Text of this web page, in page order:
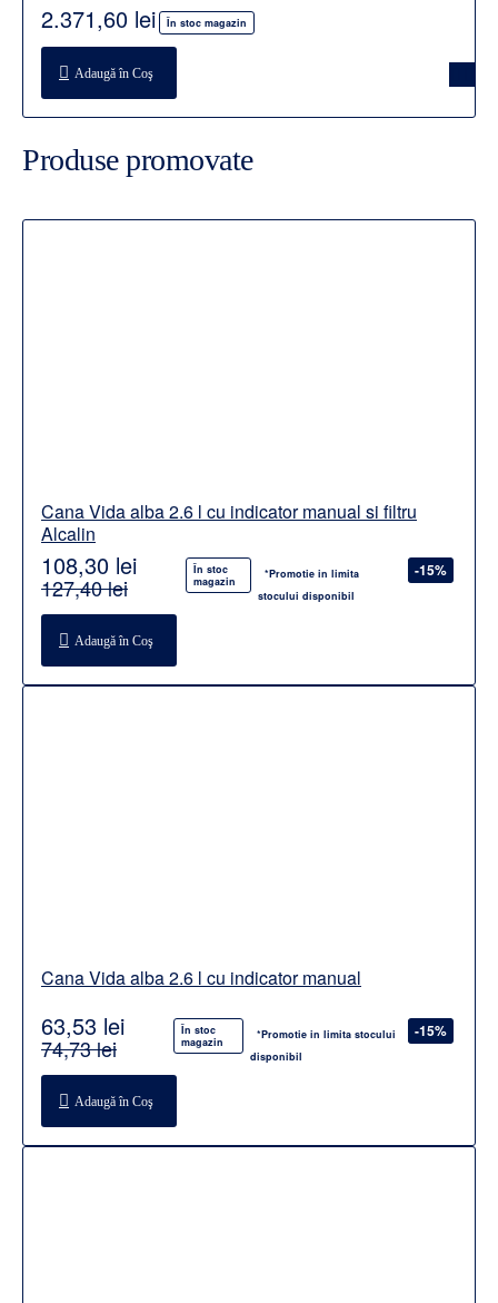
În stoc magazin
2.371,60 lei
Adaugă în Coş
Produse promovate
Cana Vida alba 2.6 l cu indicator manual si filtru
Alcalin
În stoc
magazin
*Promotie in limita
stocului disponibil
-15%
108,30 lei
127,40 lei
Adaugă în Coş
Cana Vida alba 2.6 l cu indicator manual
În stoc
magazin
*Promotie in limita stocului
disponibil
-15%
63,53 lei
74,73 lei
Adaugă în Coş